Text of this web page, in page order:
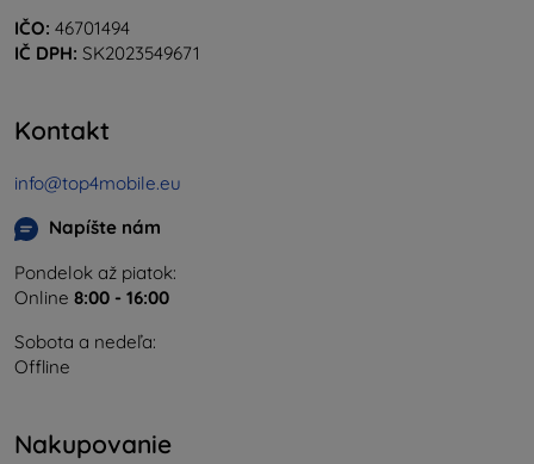
IČO: 46701494
IČ DPH: SK2023549671
Kontakt
info@top4mobile.eu
Napíšte nám
Pondelok až piatok:
Online 8:00 - 16:00
Sobota a nedeľa:
Offline
Nakupovanie